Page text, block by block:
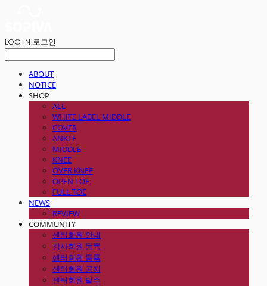
LOG IN 로그인
ABOUT
NOTICE
SHOP
ALL
WHITE LABEL MIDDLE
COVER
ANKLE
MIDDLE
KNEE
OVER KNEE
OPEN TOE
FULL TOE
NEWS
REVIEW
COMMUNITY
센터회원 안내
강사회원 등록
센터회원 등록
센터회원 공지
센터회원 발주